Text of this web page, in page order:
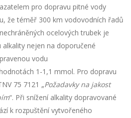
pro dopravu pitné vody
že téměř 300 km vodovodních řadů
ocelových trubek je
nejen na doporučené
vodu
1-1,1 mmol. Pro dopravu
75 7121 „Požadavky na jakost
“. Při snížení alkality dopravované
k rozpuštění vytvořeného